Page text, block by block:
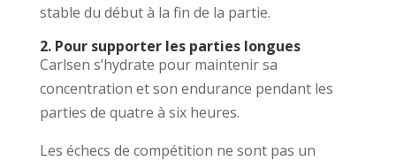
stable du début à la fin de la partie.
2. Pour supporter les parties longues
Carlsen s’hydrate pour maintenir sa
concentration et son endurance pendant les
parties de quatre à six heures.
Les échecs de compétition ne sont pas un